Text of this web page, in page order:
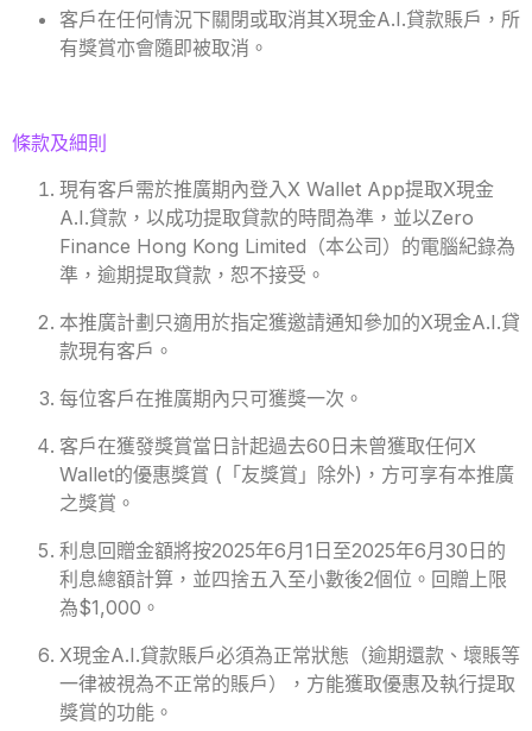
客戶在任何情況下關閉或取消其X現金A.I.貸款賬戶，所
有獎賞亦會隨即被取消。
條款及細則
現有客戶需於推廣期內登入X Wallet App提取X現金
A.I.貸款，以成功提取貸款的時間為準，並以Zero
Finance Hong Kong Limited（本公司）的電腦紀錄為
準，逾期提取貸款，恕不接受。
本推廣計劃只適用於指定獲邀請通知參加的X現金A.I.貸
款現有客戶。
每位客戶在推廣期內只可獲獎一次。
客戶在獲發獎賞當日計起過去60日未曾獲取任何X
Wallet的優惠獎賞 (「友獎賞」除外)，方可享有本推廣
之獎賞。
利息回贈金額將按2025年6月1日至2025年6月30日的
利息總額計算，並四捨五入至小數後2個位。回贈上限
為$1,000。
X現金A.I.貸款賬戶必須為正常狀態（逾期還款、壞賬等
一律被視為不正常的賬戶），方能獲取優惠及執行提取
獎賞的功能。